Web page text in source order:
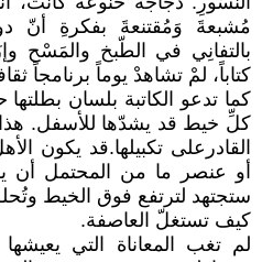
مُشبعةَ وَمُقتنعةَ بفكرةِ أنّ
بالتفانِي في الطّبخ والمَسْح
كتاباً، لمْ تشاهدْ يوماً برنامجاً
كما تدعو الكاتبة بلسان
كلِّ خيط قد يشدّها للأسفل.
القادرعلى تكبيلها.قد يكون
أو عنصر ما من المحتمل أن
ستجتهد لترتفع فوق الخيط
كيف تستغلّ العاصفة.